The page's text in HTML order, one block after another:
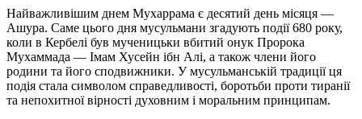
Найважливішим днем Мухаррама є десятий день місяця —
Ашура. Саме цього дня мусульмани згадують події 680 року,
коли в Кербелі був мученицьки вбитий онук Пророка
Мухаммада — Імам Хусейн ібн Алі, а також члени його
родини та його сподвижники. У мусульманській традиції ця
подія стала символом справедливості, боротьби проти тиранії
та непохитної вірності духовним і моральним принципам.